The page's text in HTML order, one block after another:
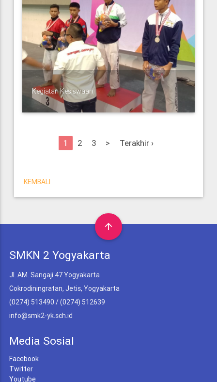
Kegiatan Kesiswaan
1 2 3 > Terakhir ›
KEMBALI
arrow_upward
SMKN 2 Yogyakarta
Jl. AM. Sangaji 47 Yogyakarta
Cokrodiningratan, Jetis, Yogyakarta
(0274) 513490 / (0274) 512639
info@smk2-yk.sch.id
Media Sosial
Facebook
Twitter
Youtube